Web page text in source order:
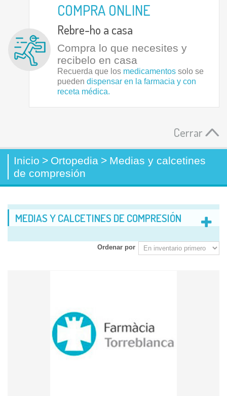
COMPRA ONLINE
Rebre-ho a casa
Compra lo que necesites y
recibelo en casa
Recuerda que los medicamentos solo se
pueden dispensar en la farmacia y con
receta médica.
Cerrar
Inicio > Ortopedia > Medias y calcetines
de compresión
MEDIAS Y CALCETINES DE COMPRESIÓN
Ordenar por